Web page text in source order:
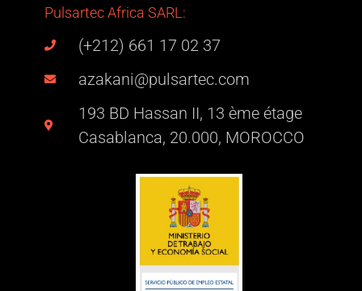
Pulsartec Africa SARL:
(+212) 661 17 02 37
azakani@pulsartec.com
193 BD Hassan II, 13 ème étage
Casablanca, 20.000, MOROCCO